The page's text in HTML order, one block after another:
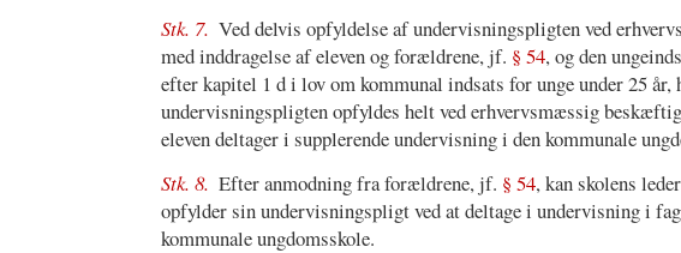
Stk. 7. Ved delvis opfyldelse af undervisningspligten ved
med inddragelse af eleven og forældrene, jf. § 54, og den
efter kapitel 1 d i lov om kommunal indsats for unge under 25
undervisningspligten opfyldes helt ved erhvervsmæssig
eleven deltager i supplerende undervisning i den kommunale
Stk. 8. Efter anmodning fra forældrene, jf. § 54, kan skolens
opfylder sin undervisningspligt ved at deltage i undervisning i
kommunale ungdomsskole.